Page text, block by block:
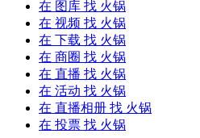
在 图库 找 火锅
在 视频 找 火锅
在 下载 找 火锅
在 商圈 找 火锅
在 直播 找 火锅
在 活动 找 火锅
在 直播相册 找 火锅
在 投票 找 火锅